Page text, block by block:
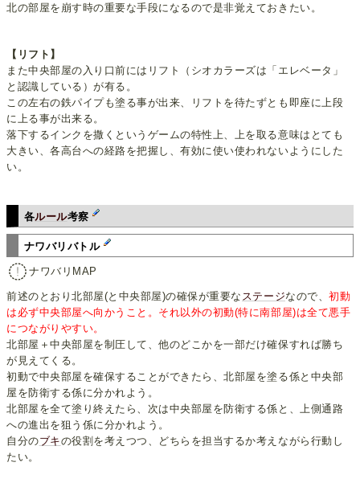
北の部屋を崩す時の重要な手段になるので是非覚えておきたい。
【リフト】
また中央部屋の入り口前にはリフト（シオカラーズは「エレベータ」
と認識している）が有る。
この左右の鉄パイプも塗る事が出来、リフトを待たずとも即座に上段
に上る事が出来る。
落下するインクを撒くというゲームの特性上、上を取る意味はとても
大きい、各高台への経路を把握し、有効に使い使われないようにした
い。
各ルール考察
ナワバリバトル
ナワバリMAP
前述のとおり北部屋(と中央部屋)の確保が重要な ステージなので、初動
は必ず中央部屋へ向かうこと。それ以外の初動(特に南部屋)は全て悪手
につながりやすい。
北部屋＋中央部屋を制圧して、他のどこかを一部だけ確保すれば勝ち
が見えてくる。
初動で中央部屋を確保することができたら、北部屋を塗る係と中央部
屋を防衛する係に分かれよう。
北部屋を全て塗り終えたら、次は中央部屋を防衛する係と、上側通路
への進出を狙う係に分かれよう。
自分のブキの役割を考えつつ、どちらを担当するか考えながら行動し
たい。